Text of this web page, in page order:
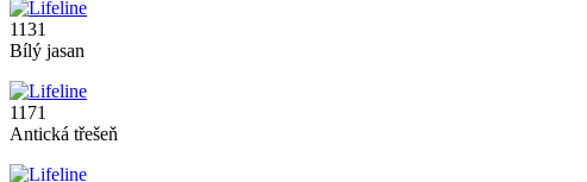
1131
Bílý jasan
1171
Antická třešeň